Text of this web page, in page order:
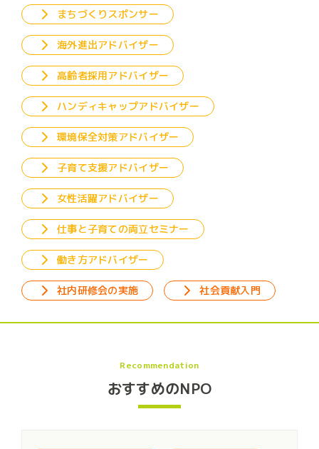
まちづくりスポンサー
海外進出アドバイザー
高齢者採用アドバイザー
ハンディキャップアドバイザー
環境保全対策アドバイザー
子育て支援アドバイザー
女性活躍アドバイザー
仕事と子育ての両立セミナー
働き方アドバイザー
社内研修会の実施 社会貢献入門
Recommendation
おすすめのNPO